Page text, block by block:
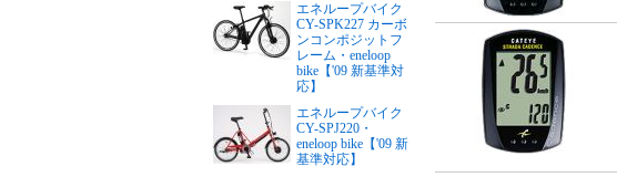
エネループバイク
CY-SPK227 カーボ
ンコンポジットフ
レーム・eneloop
bike【'09 新基準対
応】
エネループバイク
CY-SPJ220・
eneloop bike【'09 新
基準対応】